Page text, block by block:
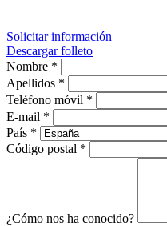
Solicitar información
Descargar folleto
Nombre *
Apellidos *
Teléfono móvil *
E-mail *
País *
Código postal *
¿Cómo nos ha conocido?